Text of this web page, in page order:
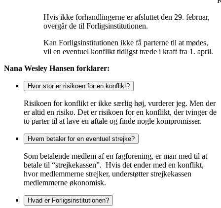
Hvis ikke forhandlingerne er afsluttet den 29. februar,
overgår de til Forligsinstitutionen.
Kan Forligsinstitutionen ikke få parterne til at mødes,
vil en eventuel konflikt tidligst træde i kraft fra 1. april.
Nana Wesley Hansen forklarer:
Hvor stor er risikoen for en konflikt?
Risikoen for konflikt er ikke særlig høj, vurderer jeg. Men der
er altid en risiko. Det er risikoen for en konflikt, der tvinger de
to parter til at lave en aftale og finde nogle kompromisser.
Hvem betaler for en eventuel strejke?
Som betalende medlem af en fagforening, er man med til at
betale til “strejkekassen”. Hvis det ender med en konflikt,
hvor medlemmerne strejker, understøtter strejkekassen
medlemmerne økonomisk.
Hvad er Forligsinstitutionen?